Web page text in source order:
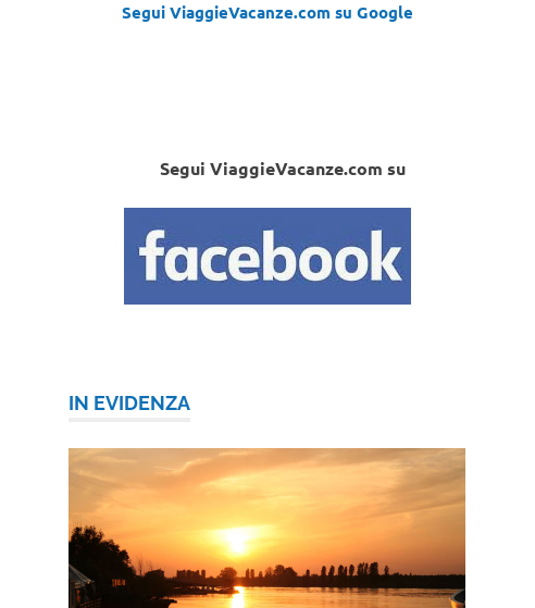
Segui ViaggieVacanze.com su Google
Segui ViaggieVacanze.com su
IN EVIDENZA